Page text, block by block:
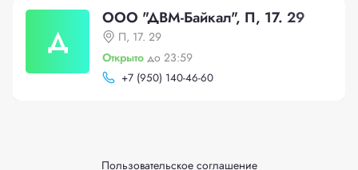
Д
ООО "ДВМ-Байкал", П, 17. 29
П, 17. 29
Открыто до 23:59
+7 (950) 140-46-60
Пользовательское соглашение